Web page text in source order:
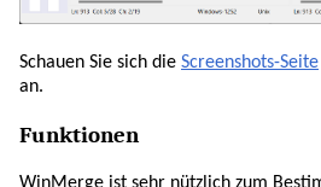
Schauen Sie sich die Screenshots-Seite
an.
Funktionen
WinMerge ist sehr nützlich zum